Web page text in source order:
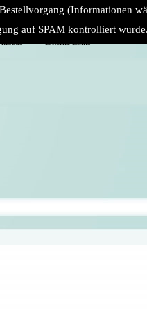
(Informationen
auf SPAM kontrolliert wurde.
▼
Externe Links